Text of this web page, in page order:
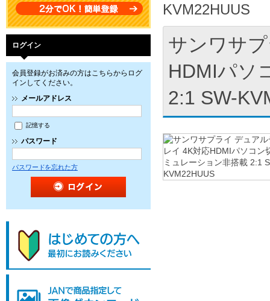
ログイン
会員登録がお済みの方はこちらからログ
インしてください。
メールアドレス
記憶する
パスワード
パスワードを忘れた方
KVM22HUUS
サンワサ
HDMIパソ
2:1 SW-